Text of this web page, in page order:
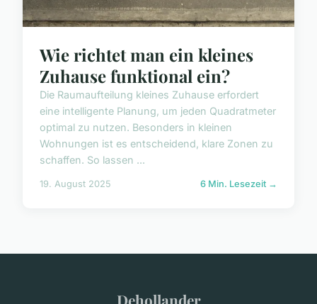
Wie richtet man ein kleines
Zuhause funktional ein?
Die Raumaufteilung kleines Zuhause erfordert
eine intelligente Planung, um jeden Quadratmeter
optimal zu nutzen. Besonders in kleinen
Wohnungen ist es entscheidend, klare Zonen zu
schaffen. So lassen ...
19. August 2025 6 Min. Lesezeit →
Dehollander